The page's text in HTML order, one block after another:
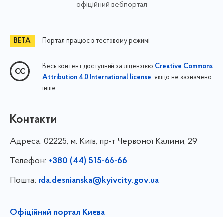
офіційний вебпортал
Портал працює в тестовому режимі
Весь контент доступний за ліцензією Creative Commons
Attribution 4.0 International license, якщо не зазначено
інше
Контакти
Адреса: 02225, м. Київ, пр-т Червоної Калини, 29
Телефон: +380 (44) 515-66-66
Пошта: rda.desnianska@kyivcity.gov.ua
Офіційний портал Києва